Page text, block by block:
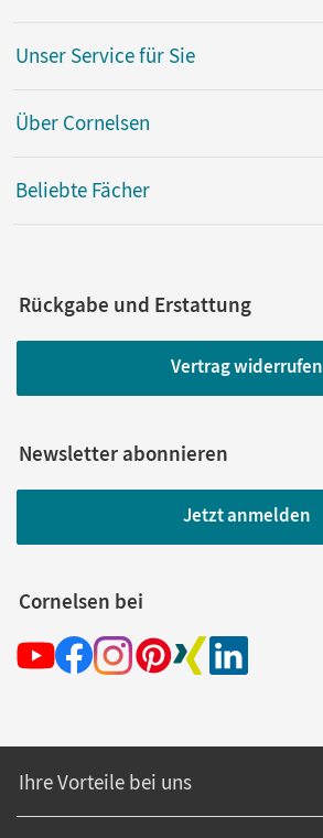
Unser Service für Sie
Über Cornelsen
Beliebte Fächer
Rückgabe und Erstattung
Vertrag widerrufen
Newsletter abonnieren
Jetzt anmelden
Cornelsen bei
Ihre Vorteile bei uns